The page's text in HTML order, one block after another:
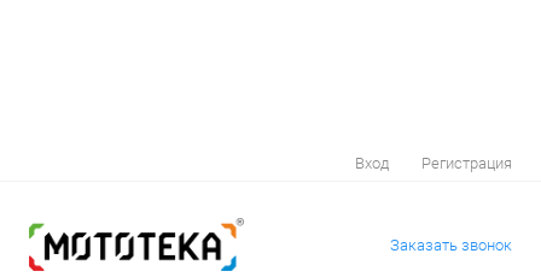
Вход Регистрация
Заказать звонок